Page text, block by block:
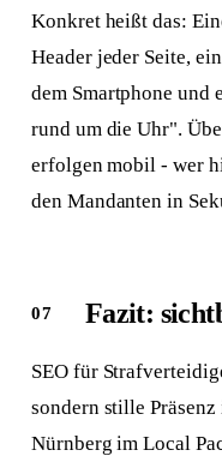
Konkret heißt das:
Header jeder Seite,
dem Smartphone
rund um die Uhr".
erfolgen mobil - wer
den Mandanten in
Fazit:
SEO für
sondern stille
Nürnberg im Local
Neue Website